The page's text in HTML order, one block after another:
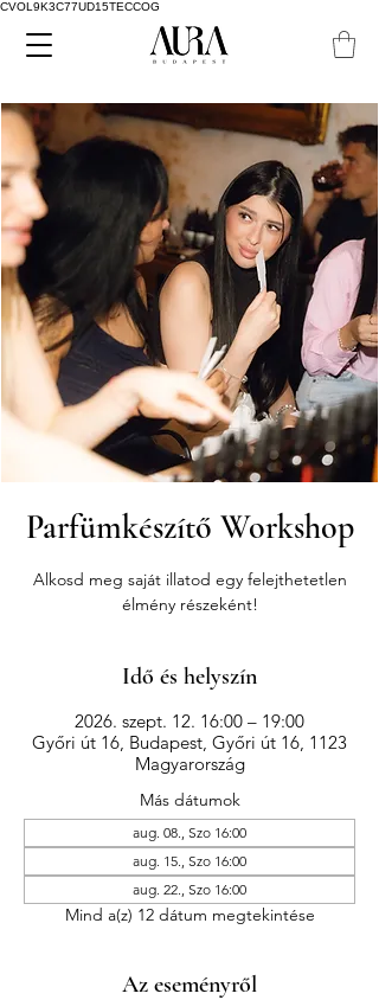
CVOL9K3C77UD15TECCOG
Parfümkészítő Workshop
Alkosd meg saját illatod egy felejthetetlen
élmény részeként!
Idő és helyszín
2026. szept. 12. 16:00 – 19:00
Győri út 16, Budapest, Győri út 16, 1123
Magyarország
Más dátumok
aug. 08., Szo 16:00
aug. 15., Szo 16:00
aug. 22., Szo 16:00
Mind a(z) 12 dátum megtekintése
Az eseményről